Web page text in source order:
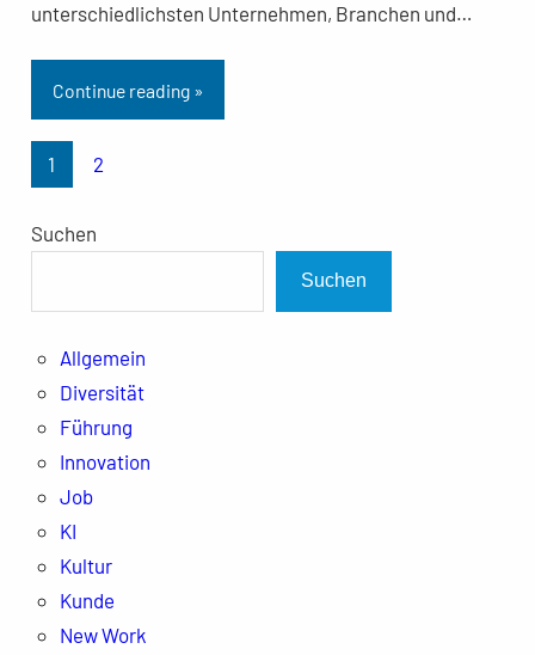
unterschiedlichsten Unternehmen, Branchen und…
Continue reading »
1 2
Suchen
Suchen
Allgemein
Diversität
Führung
Innovation
Job
KI
Kultur
Kunde
New Work